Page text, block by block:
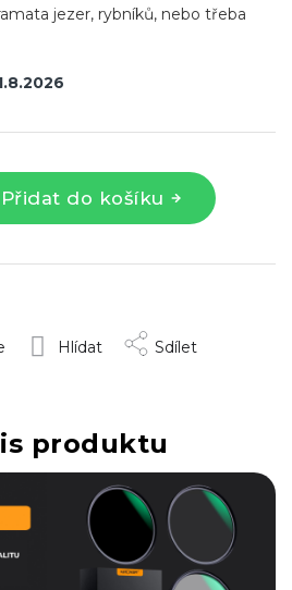
Přidat do košíku
jezer, rybníků, nebo třeba
Hlídat Sdílet
produktu